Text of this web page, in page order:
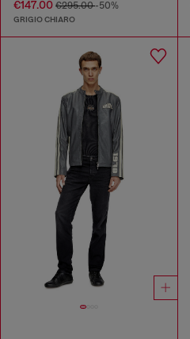
€147.00 €295.00-50%
GRIGIO CHIARO